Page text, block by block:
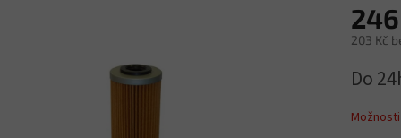
203 Kč
cena:
Do